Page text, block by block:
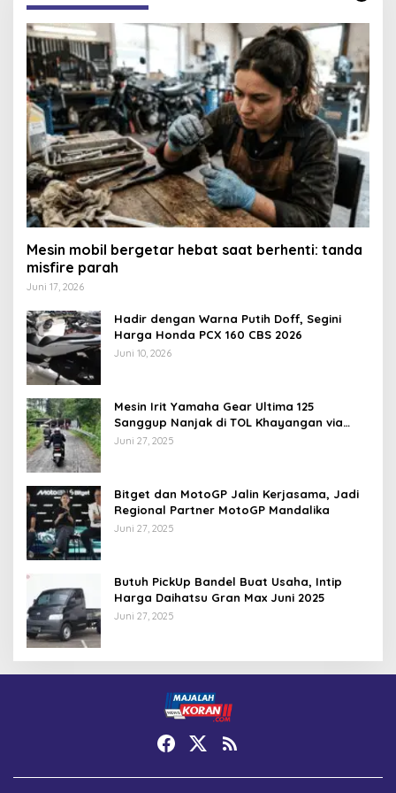
Mesin mobil bergetar hebat saat berhenti: tanda
misfire parah
Juni 17, 2026
Hadir dengan Warna Putih Doff, Segini
Harga Honda PCX 160 CBS 2026
Juni 10, 2026
Mesin Irit Yamaha Gear Ultima 125
Sanggup Nanjak di TOL Khayangan via
Krakalan?
Juni 27, 2025
Bitget dan MotoGP Jalin Kerjasama, Jadi
Regional Partner MotoGP Mandalika
Juni 27, 2025
Butuh PickUp Bandel Buat Usaha, Intip
Harga Daihatsu Gran Max Juni 2025
Juni 27, 2025